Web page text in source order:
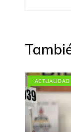
ACTUALIDAD